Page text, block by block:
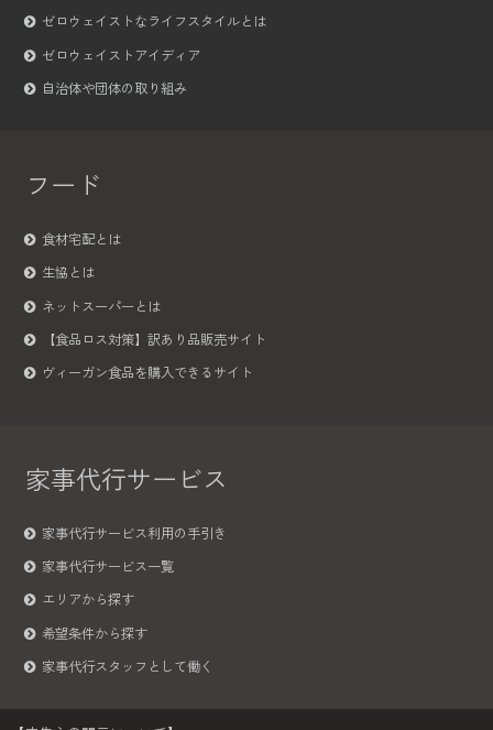
ゼロウェイストなライフスタイルとは
ゼロウェイストアイディア
自治体や団体の取り組み
フード
食材宅配とは
生協とは
ネットスーパーとは
【食品ロス対策】訳あり品販売サイト
ヴィーガン食品を購入できるサイト
家事代行サービス
家事代行サービス利用の手引き
家事代行サービス一覧
エリアから探す
希望条件から探す
家事代行スタッフとして働く